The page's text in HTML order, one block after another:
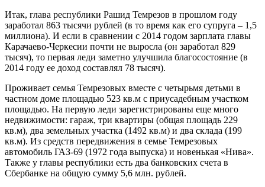
Итак, глава республики Рашид Темрезов в прошлом году
заработал 863 тысячи рублей (в то время как его супруга – 1,5
миллиона). И если в сравнении с 2014 годом зарплата главы
Карачаево-Черкесии почти не выросла (он заработал 829
тысяч), то первая леди заметно улучшила благосостояние (в
2014 году ее доход составлял 78 тысяч).
Проживает семья Темрезовых вместе с четырьмя детьми в
частном доме площадью 523 кв.м с приусадебным участком
площадью. На первую леди зарегистрированы еще много
недвижимости: гараж, три квартиры (общая площадь 229
кв.м), два земельных участка (1492 кв.м) и два склада (199
кв.м). Из средств передвижения в семье Темрезовых
автомобиль ГАЗ-69 (1972 года выпуска) и новенькая «Нива».
Также у главы республики есть два банковских счета в
Сбербанке на общую сумму 5,6 млн. рублей.